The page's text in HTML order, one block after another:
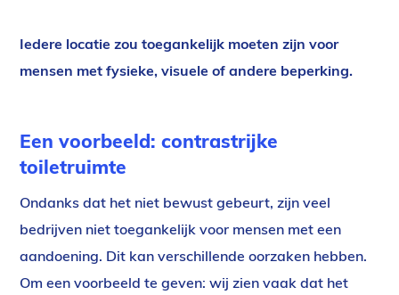
Iedere locatie zou toegankelijk moeten zijn voor
mensen met fysieke, visuele of andere beperking.
Een voorbeeld: contrastrijke
toiletruimte
Ondanks dat het niet bewust gebeurt, zijn veel
bedrijven niet toegankelijk voor mensen met een
aandoening. Dit kan verschillende oorzaken hebben.
Om een voorbeeld te geven: wij zien vaak dat het